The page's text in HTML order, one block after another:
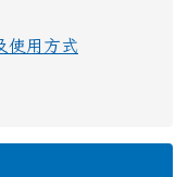
使用方式